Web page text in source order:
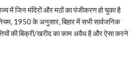
में जिन मंदिरों और मठों का पंजीकरण हो चुका है
1950 के अनुसार, बिहार में सभी सार्वजनिक
की बिक्री/खरीद का काम अवैध है और ऐसा करने